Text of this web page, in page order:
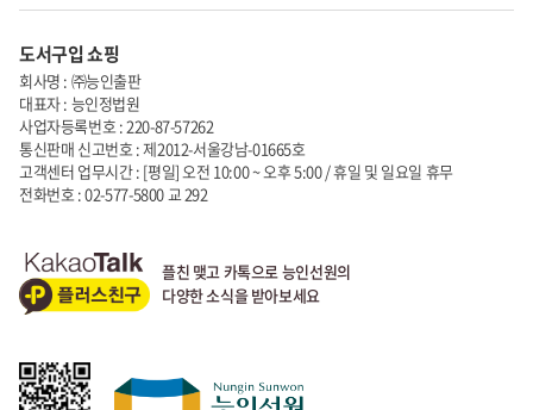
도서구입 쇼핑
회사명 : ㈜능인출판
대표자 : 능인정법원
사업자등록번호 : 220-87-57262
통신판매 신고번호 : 제2012-서울강남-01665호
고객센터 업무시간 : [평일] 오전 10:00 ~ 오후 5:00 / 휴일 및 일요일 휴무
전화번호 : 02-577-5800 교 292
플친 맺고 카톡으로 능인선원의
다양한 소식을 받아보세요